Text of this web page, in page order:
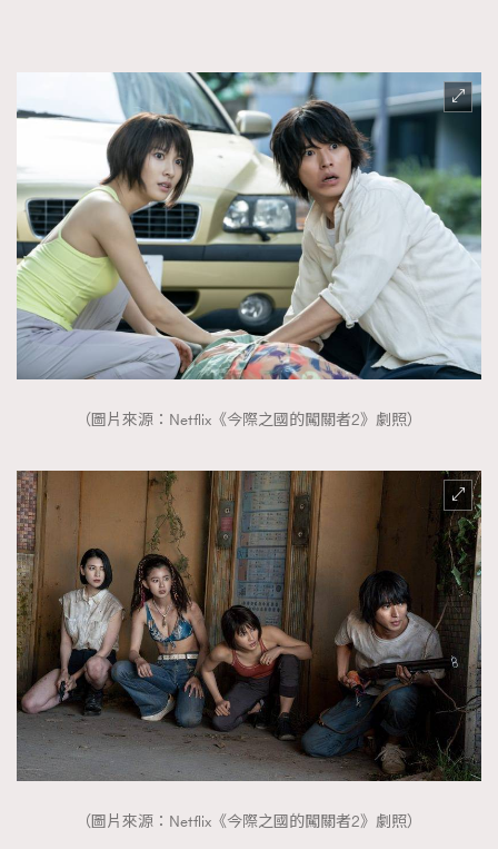
（圖片來源：Netflix《今際之國的闖關者2》劇照）
（圖片來源：Netflix《今際之國的闖關者2》劇照）